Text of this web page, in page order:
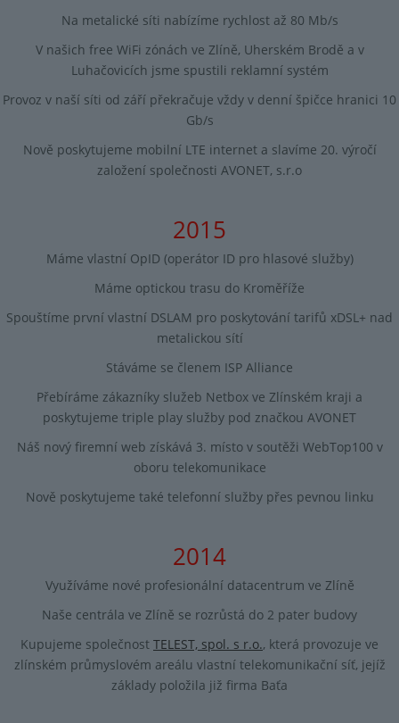
Na metalické síti nabízíme rychlost až 80 Mb/s
V našich free WiFi zónách ve Zlíně, Uherském Brodě a v
Luhačovicích jsme spustili reklamní systém
Provoz v naší síti od září překračuje vždy v denní špičce hranici 10
Gb/s
Nově poskytujeme mobilní LTE internet a slavíme 20. výročí
založení společnosti AVONET, s.r.o
2015
Máme vlastní OpID (operátor ID pro hlasové služby)
Máme optickou trasu do Kroměříže
Spouštíme první vlastní DSLAM pro poskytování tarifů xDSL+ nad
metalickou sítí
Stáváme se členem ISP Alliance
Přebíráme zákazníky služeb Netbox ve Zlínském kraji a
poskytujeme triple play služby pod značkou AVONET
Náš nový firemní web získává 3. místo v soutěži WebTop100 v
oboru telekomunikace
Nově poskytujeme také telefonní služby přes pevnou linku
2014
Využíváme nové profesionální datacentrum ve Zlíně
Naše centrála ve Zlíně se rozrůstá do 2 pater budovy
Kupujeme společnost TELEST, spol. s r.o., která provozuje ve
zlínském průmyslovém areálu vlastní telekomunikační síť, jejíž
základy položila již firma Baťa